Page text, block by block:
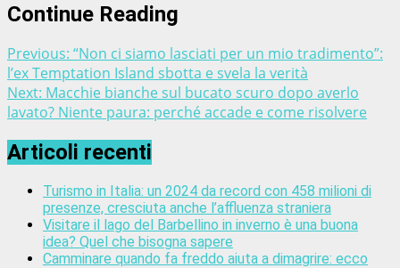
Continue Reading
Previous: “Non ci siamo lasciati per un mio tradimento”:
l’ex Temptation Island sbotta e svela la verità
Next: Macchie bianche sul bucato scuro dopo averlo
lavato? Niente paura: perché accade e come risolvere
Articoli recenti
Turismo in Italia: un 2024 da record con 458 milioni di
presenze, cresciuta anche l’affluenza straniera
Visitare il lago del Barbellino in inverno è una buona
idea? Quel che bisogna sapere
Camminare quando fa freddo aiuta a dimagrire: ecco